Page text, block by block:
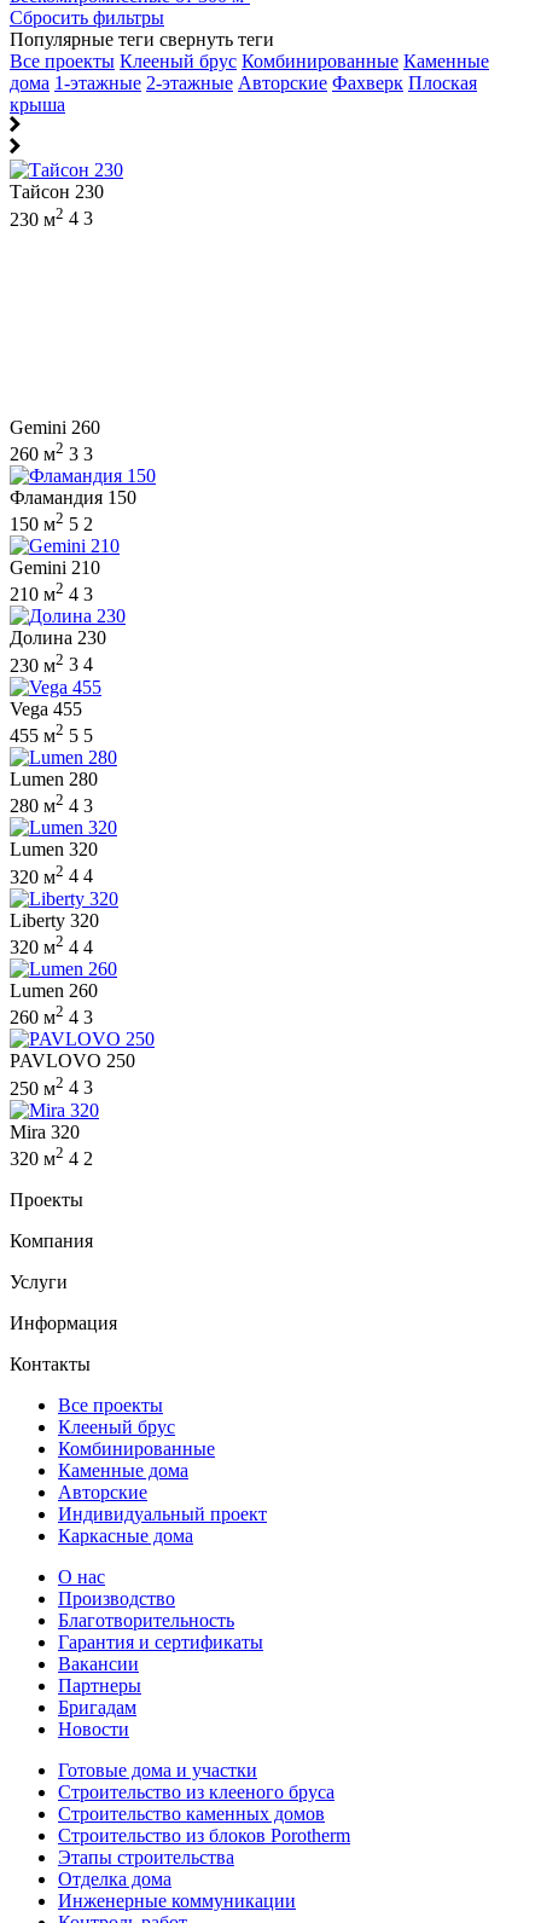
Сбросить фильтры
Популярные теги свернуть теги
Все проекты Клееный брус Комбинированные Каменные
дома 1-этажные 2-этажные Авторские Фахверк Плоская
крыша
Тайсон 230
230 м2 4 3
Gemini 260
260 м2 3 3
Фламандия 150
150 м2 5 2
Gemini 210
210 м2 4 3
Долина 230
230 м2 3 4
Vega 455
455 м2 5 5
Lumen 280
280 м2 4 3
Lumen 320
320 м2 4 4
Liberty 320
320 м2 4 4
Lumen 260
260 м2 4 3
PAVLOVO 250
250 м2 4 3
Mira 320
320 м2 4 2
Проекты
Компания
Услуги
Информация
Контакты
Все проекты
Клееный брус
Комбинированные
Каменные дома
Авторские
Индивидуальный проект
Каркасные дома
О нас
Производство
Благотворительность
Гарантия и сертификаты
Вакансии
Партнеры
Бригадам
Новости
Готовые дома и участки
Строительство из клееного бруса
Строительство каменных домов
Строительство из блоков Porotherm
Этапы строительства
Отделка дома
Инженерные коммуникации